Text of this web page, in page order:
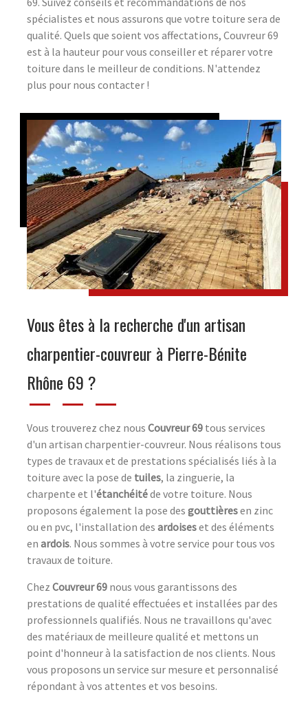
spécialistes et nous assurons que votre toiture sera de
qualité. Quels que soient vos affectations, Couvreur 69
est à la hauteur pour vous conseiller et réparer votre
toiture dans le meilleur de conditions. N'attendez
plus pour nous contacter !
Vous êtes à la recherche d'un artisan
charpentier-couvreur à Pierre-Bénite
Rhône 69 ?
Vous trouverez chez nous Couvreur 69 tous services
d'un artisan charpentier-couvreur. Nous réalisons tous
types de travaux et de prestations spécialisés liés à la
toiture avec la pose de tuiles, la zinguerie, la
charpente et l'étanchéitéde votre toiture. Nous
proposons également la pose des gouttièresen zinc
ou en pvc, l'installation des ardoiseset des éléments
en ardois. Nous sommes à votre service pour tous vos
travaux de toiture.
Chez Couvreur 69 nous vous garantissons des
prestations de qualité effectuées et installées par des
professionnels qualifiés. Nous ne travaillons qu'avec
des matériaux de meilleure qualité et mettons un
point d'honneur à la satisfaction de nos clients. Nous
vous proposons un service sur mesure et personnalisé
répondant à vos attentes et vos besoins.